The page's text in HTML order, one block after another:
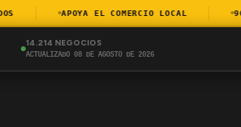
APOYA EL COMERCIO LOCAL 90+
14.214 NEGOCIOS
ACTUALIZADO 08 DE AGOSTO DE 2026